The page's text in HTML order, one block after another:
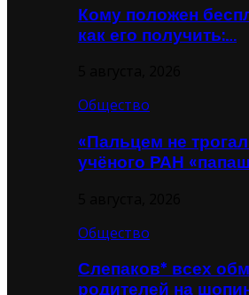
Кому положен
как его получить:…
Общество
«Пальцем не
учёного РАН
Общество
Слепаков* всех
родителей на